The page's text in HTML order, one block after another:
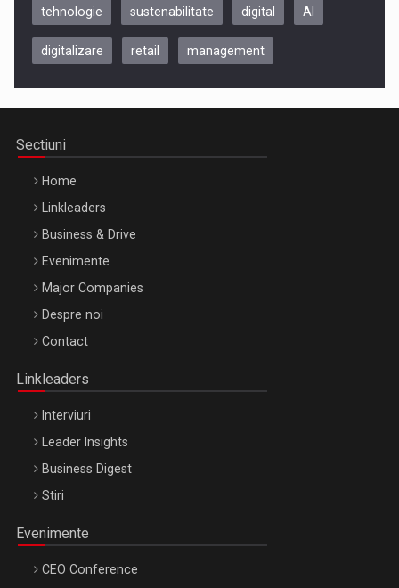
Be Inspired. Make it Happen!, CLUJ, 9 Decembrie
Be Inspired. Make it Happen!, ARTEMIS LETO, ORADEA, 8
Octombrie
tehnologie sustenabilitate digital AI
digitalizare retail management
Sectiuni
Home
Linkleaders
Business & Drive
Evenimente
Major Companies
Despre noi
Contact
Linkleaders
Interviuri
Leader Insights
Business Digest
Stiri
Evenimente
CEO Conference